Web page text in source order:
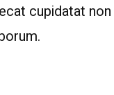
cupidatat